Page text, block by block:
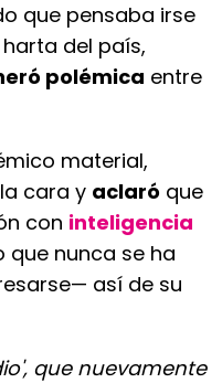
que pensaba irse
del país,
polémica entre
material,
cara y aclaró que
con inteligencia
que nunca se ha
así de su
que nuevamente